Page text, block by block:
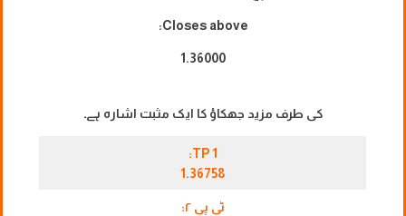
Closes above:
1.36000
کی طرف مزید جھکاؤ کا ایک مثبت اشارہ ہے۔
TP 1:
1.36758
ٹی پی ۲: